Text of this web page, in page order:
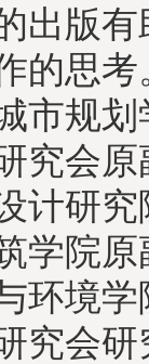
出版
作的
市规
究会
计研
学院
环境
究会